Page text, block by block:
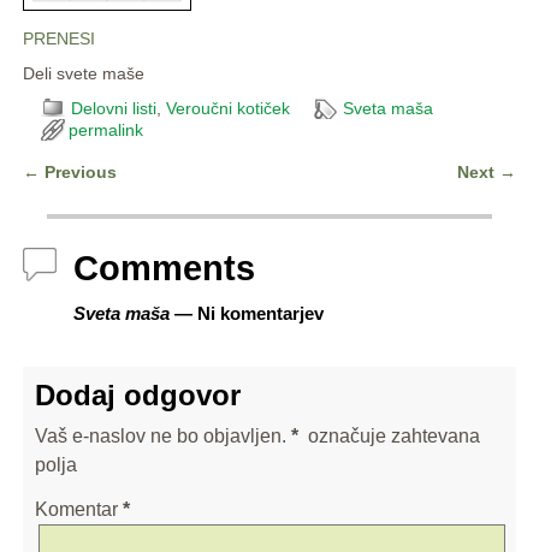
PRENESI
Deli svete maše
Delovni listi, Veroučni kotiček
Sveta maša
permalink
← Previous Next →
Comments
Sveta maša— Ni komentarjev
Dodaj odgovor
Vaš e-naslov ne bo objavljen. * označuje zahtevana
polja
Komentar *